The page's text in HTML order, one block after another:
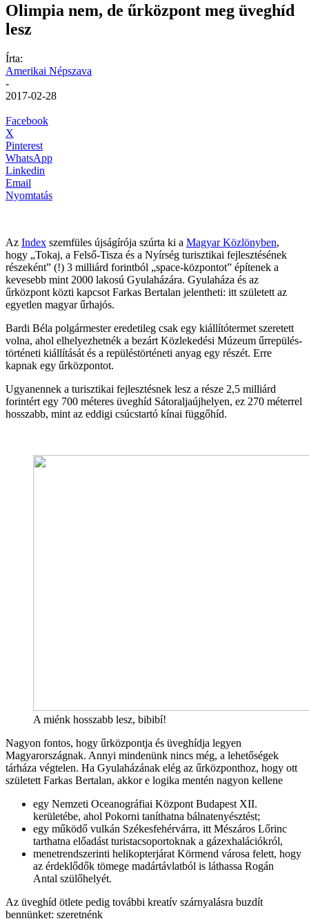
Olimpia nem, de űrközpont meg üveghíd
lesz
Írta:
Amerikai Népszava
-
2017-02-28
Facebook
X
Pinterest
WhatsApp
Linkedin
Email
Nyomtatás
Az Index szemfüles újságírója szúrta ki a Magyar Közlönyben,
hogy „Tokaj, a Felső-Tisza és a Nyírség turisztikai fejlesztésének
részeként” (!) 3 milliárd forintból „space-központot” építenek a
kevesebb mint 2000 lakosú Gyulaházára. Gyulaháza és az
űrközpont közti kapcsot Farkas Bertalan jelentheti: itt született az
egyetlen magyar űrhajós.
Bardi Béla polgármester eredetileg csak egy kiállítótermet szeretett
volna, ahol elhelyezhetnék a bezárt Közlekedési Múzeum űrrepülés-
történeti kiállítását és a repüléstörténeti anyag egy részét. Erre
kapnak egy űrközpontot.
Ugyanennek a turisztikai fejlesztésnek lesz a része 2,5 milliárd
forintért egy 700 méteres üveghíd Sátoraljaújhelyen, ez 270 méterrel
hosszabb, mint az eddigi csúcstartó kínai függőhíd.
A miénk hosszabb lesz, bibibí!
Nagyon fontos, hogy űrközpontja és üveghídja legyen
Magyarországnak. Annyi mindenünk nincs még, a lehetőségek
tárháza végtelen. Ha Gyulaházának elég az űrközponthoz, hogy ott
született Farkas Bertalan, akkor e logika mentén nagyon kellene
egy Nemzeti Oceanográfiai Központ Budapest XII.
kerületébe, ahol Pokorni taníthatna bálnatenyésztést;
egy működő vulkán Székesfehérvárra, itt Mészáros Lőrinc
tarthatna előadást turistacsoportoknak a gázexhalációkról,
menetrendszerinti helikopterjárat Körmend városa felett, hogy
az érdeklődők tömege madártávlatból is láthassa Rogán
Antal szülőhelyét.
Az üveghíd ötlete pedig további kreatív szárnyalásra buzdít
bennünket: szeretnénk